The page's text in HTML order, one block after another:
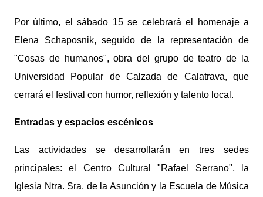
Por último, el sábado 15 se celebrará el homenaje a
Elena Schaposnik, seguido de la representación de
"Cosas de humanos", obra del grupo de teatro de la
Universidad Popular de Calzada de Calatrava, que
cerrará el festival con humor, reflexión y talento local.
Entradas y espacios escénicos
Las actividades se desarrollarán en tres sedes
principales: el Centro Cultural "Rafael Serrano", la
Iglesia Ntra. Sra. de la Asunción y la Escuela de Música